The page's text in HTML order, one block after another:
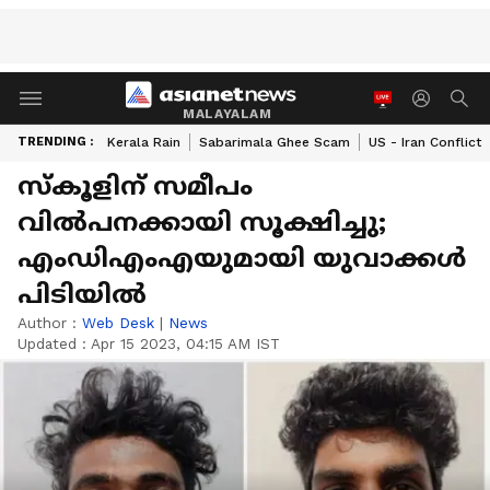
MALAYALAM
TRENDING : Kerala Rain Sabarimala Ghee Scam US - Iran Conflict
സ്കൂളിന് സമീപം
വിൽപനക്കായി സൂക്ഷിച്ചു;
എംഡിഎംഎയുമായി യുവാക്കള്‍
പിടിയിൽ
Author : Web Desk | News
Updated : Apr 15 2023, 04:15 AM IST